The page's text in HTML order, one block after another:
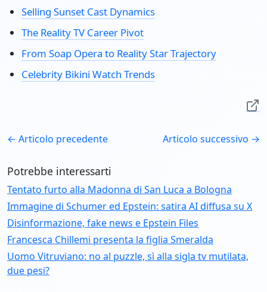
Selling Sunset Cast Dynamics
The Reality TV Career Pivot
From Soap Opera to Reality Star Trajectory
Celebrity Bikini Watch Trends
← Articolo precedente Articolo successivo →
Potrebbe interessarti
Tentato furto alla Madonna di San Luca a Bologna
Immagine di Schumer ed Epstein: satira AI diffusa su X
Disinformazione, fake news e Epstein Files
Francesca Chillemi presenta la figlia Smeralda
Uomo Vitruviano: no al puzzle, sì alla sigla tv mutilata,
due pesi?